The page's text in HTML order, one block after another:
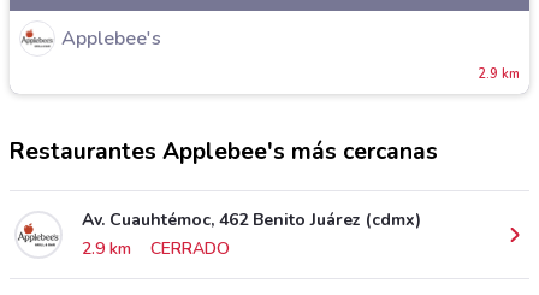
Applebee's
2.9 km
Restaurantes Applebee's más cercanas
Av. Cuauhtémoc, 462 Benito Juárez (cdmx)
2.9 km
CERRADO